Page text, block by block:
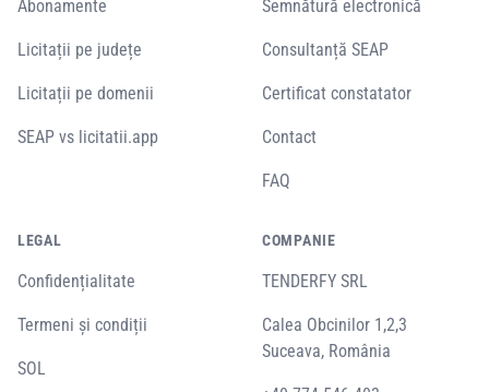
Abonamente
Licitații pe județe
Licitații pe domenii
SEAP vs licitatii.app
Semnătură electronică
Consultanță SEAP
Certificat constatator
Contact
FAQ
LEGAL
Confidențialitate
Termeni și condiții
SOL
COMPANIE
TENDERFY SRL
Calea Obcinilor 1,2,3
Suceava, România